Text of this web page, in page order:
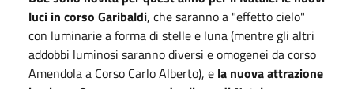
luci in corso Garibaldi, che saranno a "effetto cielo"
con luminarie a forma di stelle e luna (mentre gli altri
addobbi luminosi saranno diversi e omogenei da corso
Amendola a Corso Carlo Alberto), e la nuova attrazione